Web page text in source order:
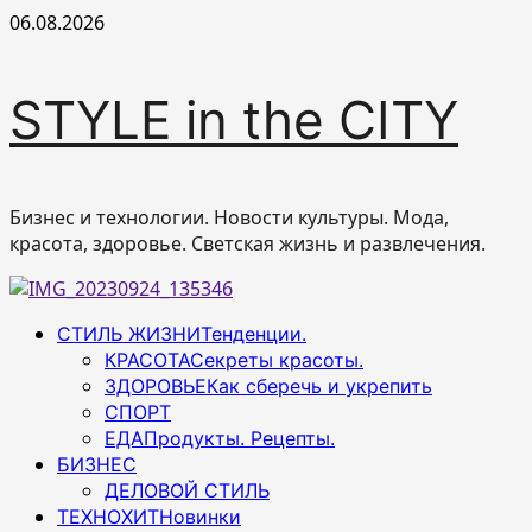
Перейти
06.08.2026
STYLE in the CITY
Бизнес и технологии. Новости культуры. Мода,
красота, здоровье. Светская жизнь и развлечения.
Основное
СТИЛЬ ЖИЗНИТенденции.
КРАСОТАСекреты красоты.
ЗДОРОВЬЕКак сберечь и укрепить
СПОРТ
ЕДАПродукты. Рецепты.
БИЗНЕС
ДЕЛОВОЙ СТИЛЬ
ТЕХНОХИТНовинки